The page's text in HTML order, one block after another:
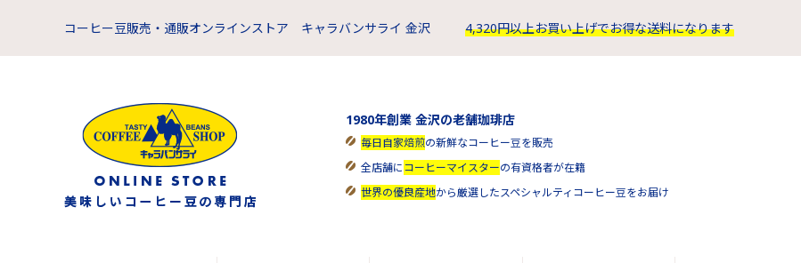
コーヒー豆販売・通販オンラインストア キャラバンサライ 金沢 4,320円以上お買い上げでお得な送料になります
1980年創業 金沢の老舗珈琲店
毎日自家焙煎の新鮮なコーヒー豆を販売
全店舗にコーヒーマイスターの有資格者が在籍
世界の優良産地から厳選したスペシャルティコーヒー豆をお届け